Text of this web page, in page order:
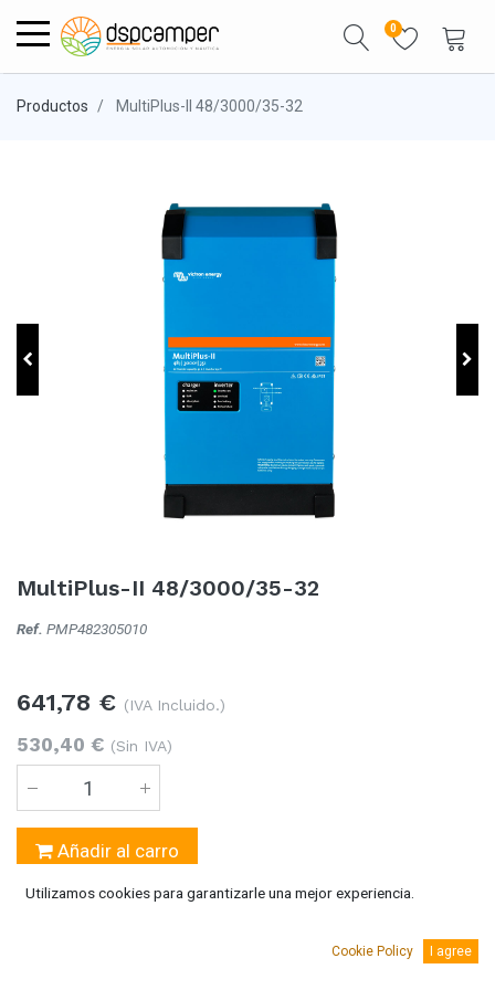
0
Productos MultiPlus-II 48/3000/35-32
MultiPlus-II 48/3000/35-32
Ref. PMP482305010
641,78 € (IVA Incluido.)
530,40 € (Sin IVA)
Añadir al carro
Temporalmente sin existencias
Se puede solicitar bajo pedido 5-10 días laborables
Utilizamos cookies para garantizarle una mejor experiencia.
Cookie Policy I agree